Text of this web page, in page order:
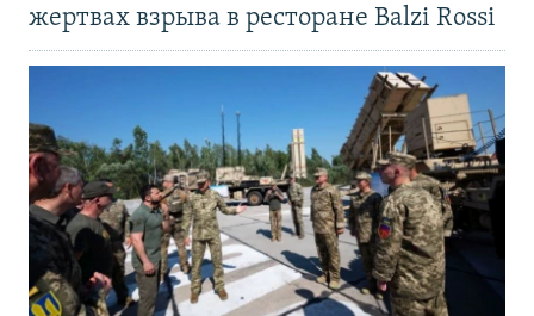
жертвах взрыва в ресторане Balzi Rossi